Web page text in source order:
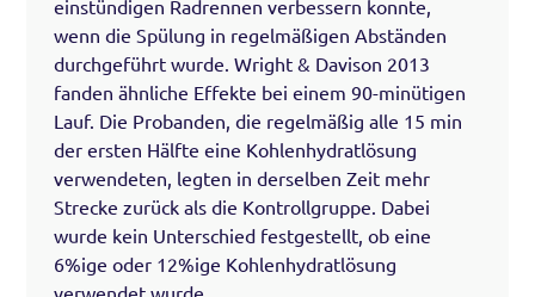
einstündigen Radrennen verbessern konnte,
wenn die Spülung in regelmäßigen Abständen
durchgeführt wurde. Wright & Davison 2013
fanden ähnliche Effekte bei einem 90-minütigen
Lauf. Die Probanden, die regelmäßig alle 15 min
der ersten Hälfte eine Kohlenhydratlösung
verwendeten, legten in derselben Zeit mehr
Strecke zurück als die Kontrollgruppe. Dabei
wurde kein Unterschied festgestellt, ob eine
6%ige oder 12%ige Kohlenhydratlösung